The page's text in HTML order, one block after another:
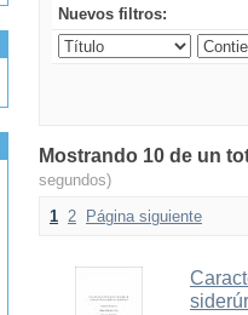
Nuevos filtros:
Mostrando 10 de un
segundos)
1 2 Página siguiente